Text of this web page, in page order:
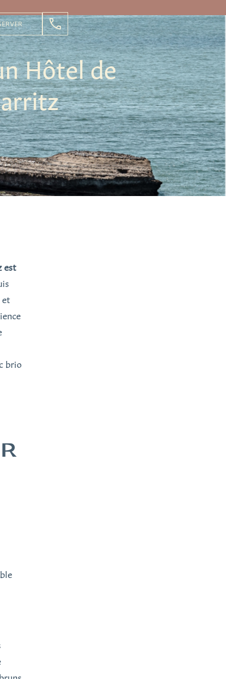
Hôtel de
est
brio